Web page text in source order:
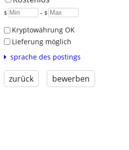
$ – $
Kryptowährung OK
Lieferung möglich
sprache des postings
zurück bewerben